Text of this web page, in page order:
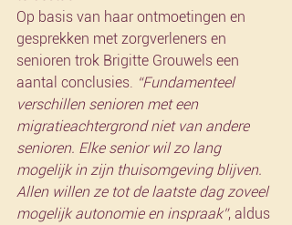
Op basis van haar ontmoetingen en
gesprekken met zorgverleners en
senioren trok Brigitte Grouwels een
aantal conclusies. “Fundamenteel
verschillen senioren met een
migratieachtergrond niet van andere
senioren. Elke senior wil zo lang
mogelijk in zijn thuisomgeving blijven.
Allen willen ze tot de laatste dag zoveel
mogelijk autonomie en inspraak”, aldus